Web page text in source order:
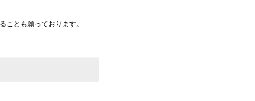
ことも願っております。